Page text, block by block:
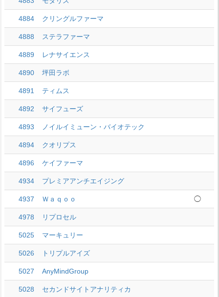
4884 クリングルファーマ
4888 ステラファーマ
4889 レナサイエンス
4890 坪田ラボ
4891 ティムス
4892 サイフューズ
4893 ノイルイミューン・バイオテック
4894 クオリプス
4896 ケイファーマ
4934 プレミアアンチエイジング
4937 Ｗａｑｏｏ ◯
4978 リプロセル
5025 マーキュリー
5026 トリプルアイズ
5027 AnyMindGroup
5028 セカンドサイトアナリティカ